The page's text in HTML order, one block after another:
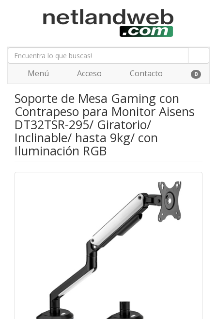
Menú Acceso Contacto 0
Soporte de Mesa Gaming con
Contrapeso para Monitor Aisens
DT32TSR-295/ Giratorio/
Inclinable/ hasta 9kg/ con
Iluminación RGB